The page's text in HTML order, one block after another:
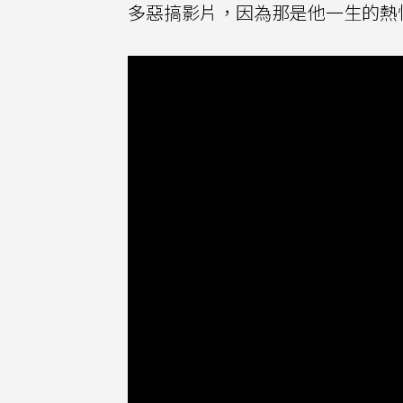
多惡搞影片，因為那是他一生的熱